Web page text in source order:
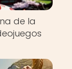
de la